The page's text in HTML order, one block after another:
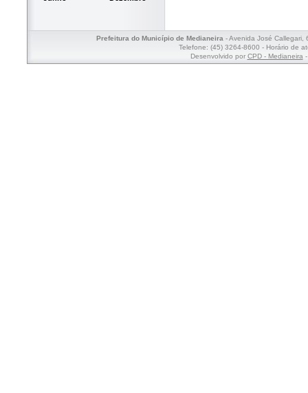
Prefeitura do Município de Medianeira- Avenida José Callegari,
Telefone: (45) 3264-8600 - Horário de
Desenvolvido por CPD - Medianeira-